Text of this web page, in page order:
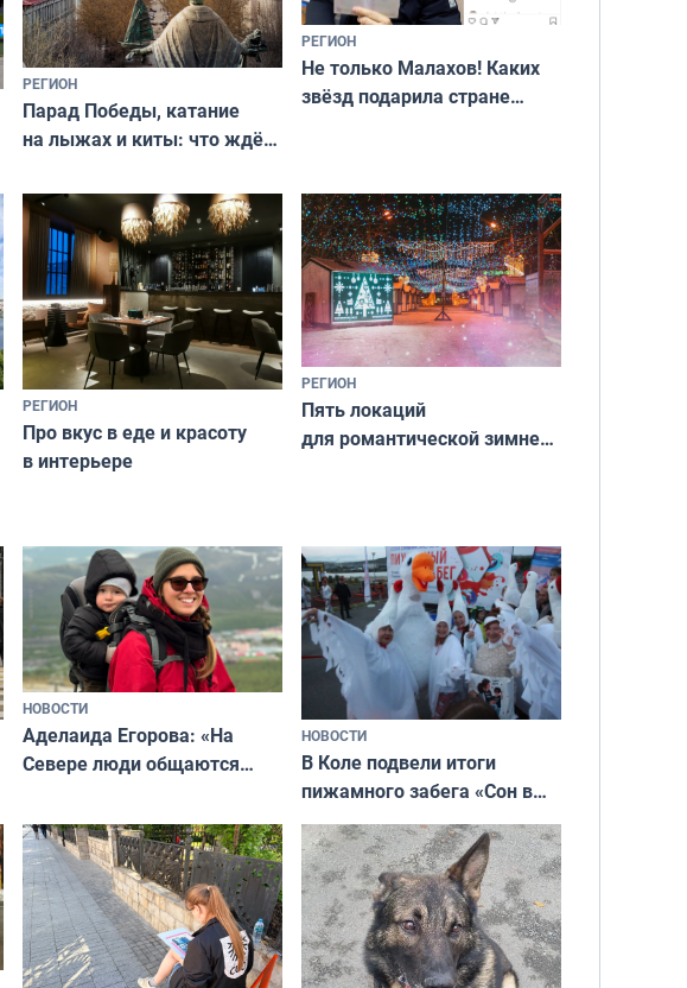
РЕГИОН
Парад Победы, катание
на лыжах и киты: что ждёт
на майские праздники
РЕГИОН
Не только Малахов! Каких
звёзд подарила стране
РЕГИОН
Про вкус в еде и красоту
в интерьере
РЕГИОН
Пять локаций
для романтической зимней
НОВОСТИ
Аделаида Егорова: «На
Севере люди общаются
а потому что
ты им интересен»
НОВОСТИ
В Коле подвели итоги
пижамного забега «Сон в
Олимпийскую ночь»